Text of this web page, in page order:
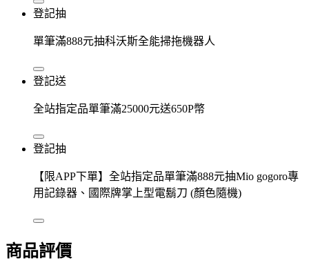
登記抽
單筆滿888元抽科沃斯全能掃拖機器人
登記送
全站指定品單筆滿25000元送650P幣
登記抽
【限APP下單】全站指定品單筆滿888元抽Mio gogoro專
用記錄器、國際牌掌上型電鬍刀 (顏色隨機)
商品評價